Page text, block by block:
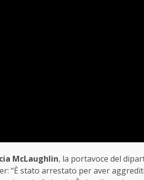
McLaughlin, la portavoce del
“È stato arrestato per aver